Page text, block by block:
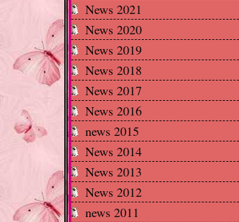
News 2021
News 2020
News 2019
News 2018
News 2017
News 2016
news 2015
News 2014
News 2013
News 2012
news 2011